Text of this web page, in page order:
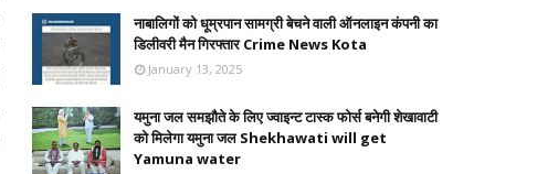
नाबालिगों को धूम्रपान सामग्री बेचने वाली ऑनलाइन कंपनी का
डिलीवरी मैन गिरफ्तार Crime News Kota
January 13, 2025
यमुना जल समझौते के लिए ज्वाइन्ट टास्क फोर्स बनेगी शेखावाटी
को मिलेगा यमुना जल Shekhawati will get
Yamuna water